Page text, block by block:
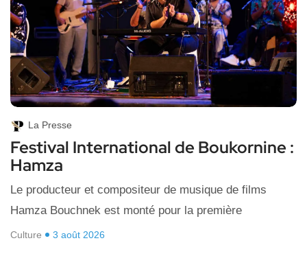
La Presse
Festival International de Boukornine :
Hamza
Le producteur et compositeur de musique de films
Hamza Bouchnek est monté pour la première
Culture 3 août 2026